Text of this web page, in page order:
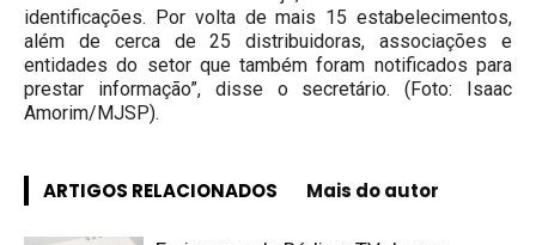
identificações. Por volta de mais 15 estabelecimentos,
além de cerca de 25 distribuidoras, associações e
entidades do setor que também foram notificados para
prestar informação”, disse o secretário. (Foto: Isaac
Amorim/MJSP).
ARTIGOS RELACIONADOS Mais do autor